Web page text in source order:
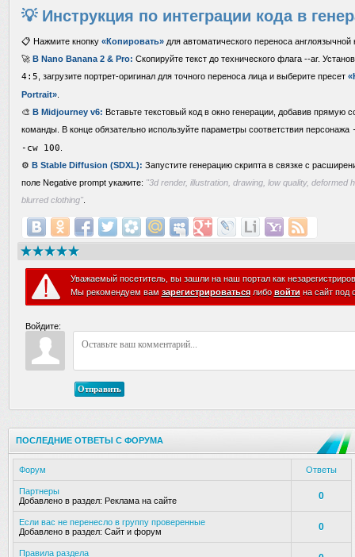
💡 Инструкция по интеграции кода в
📋 Нажмите кнопку «Копировать» для автоматического переноса
🚀 В Nano Banana 2 & Pro: Скопируйте текст до технического флага --ar.
4:5 , загрузите портрет-оригинал для точного переноса лица и выберите пресет
Portrait»
🎨 В Midjourney v6: Вставьте текстовый код в окно генерации, добавив прямую
команды. В конце обязательно используйте параметры соответствия персонажа
-cw 100
⚙️ В Stable Diffusion (SDXL): Запустите генерацию скрипта в связке с
поле Negative prompt укажите: "3d render, illustration, drawing, low quality, deformed
blurred clothing"
Уважаемый посетитель, вы зашли на наш портал как
Мы рекомендуем вам зарегистрироватьсялибо войти на сайт под
Войдите:
Отправить
ПОСЛЕДНИЕ ОТВЕТЫ С ФОРУМА
Форум Ответы
Партнеры
Добавлено в раздел: Реклама на сайте 0
Если вас не перенесло в группу проверенные
Добавлено в раздел: Сайт и форум 0
Правила раздела